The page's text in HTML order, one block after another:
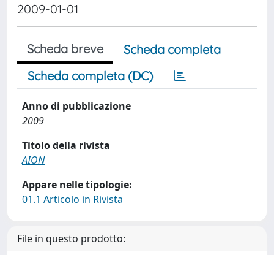
2009-01-01
Scheda breve
Scheda completa
Scheda completa (DC)
Anno di pubblicazione
2009
Titolo della rivista
AION
Appare nelle tipologie:
01.1 Articolo in Rivista
File in questo prodotto: